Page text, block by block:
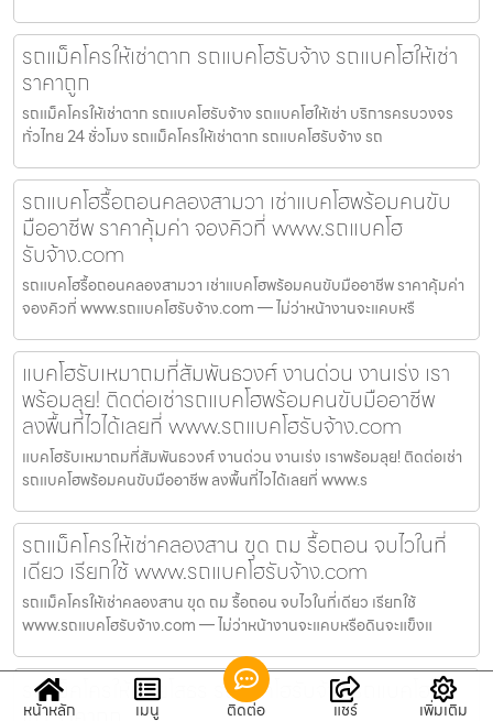
รถแม็คโครให้เช่าตาก รถแบคโฮรับจ้าง รถแบคโฮให้เช่า
ราคาถูก
รถแม็คโครให้เช่าตาก รถแบคโฮรับจ้าง รถแบคโฮให้เช่า บริการครบวงจร
ทั่วไทย 24 ชั่วโมง รถแม็คโครให้เช่าตาก รถแบคโฮรับจ้าง รถ
รถแบคโฮรื้อถอนคลองสามวา เช่าแบคโฮพร้อมคนขับ
มืออาชีพ ราคาคุ้มค่า จองคิวที่ www.รถแบคโฮ
รับจ้าง.com
รถแบคโฮรื้อถอนคลองสามวา เช่าแบคโฮพร้อมคนขับมืออาชีพ ราคาคุ้มค่า
จองคิวที่ www.รถแบคโฮรับจ้าง.com — ไม่ว่าหน้างานจะแคบหรื
แบคโฮรับเหมาถมที่สัมพันธวงศ์ งานด่วน งานเร่ง เรา
พร้อมลุย! ติดต่อเช่ารถแบคโฮพร้อมคนขับมืออาชีพ
ลงพื้นที่ไวได้เลยที่ www.รถแบคโฮรับจ้าง.com
แบคโฮรับเหมาถมที่สัมพันธวงศ์ งานด่วน งานเร่ง เราพร้อมลุย! ติดต่อเช่า
รถแบคโฮพร้อมคนขับมืออาชีพ ลงพื้นที่ไวได้เลยที่ www.ร
รถแม็คโครให้เช่าคลองสาน ขุด ถม รื้อถอน จบไวในที่
เดียว เรียกใช้ www.รถแบคโฮรับจ้าง.com
รถแม็คโครให้เช่าคลองสาน ขุด ถม รื้อถอน จบไวในที่เดียว เรียกใช้
www.รถแบคโฮรับจ้าง.com — ไม่ว่าหน้างานจะแคบหรือดินจะแข็งแ
รถแม็คโครให้เช่ายโสธร รถแบคโฮรับจ้าง รถแบคโฮให้
หน้าหลัก เมนู ติดต่อ แชร์ เพิ่มเติม